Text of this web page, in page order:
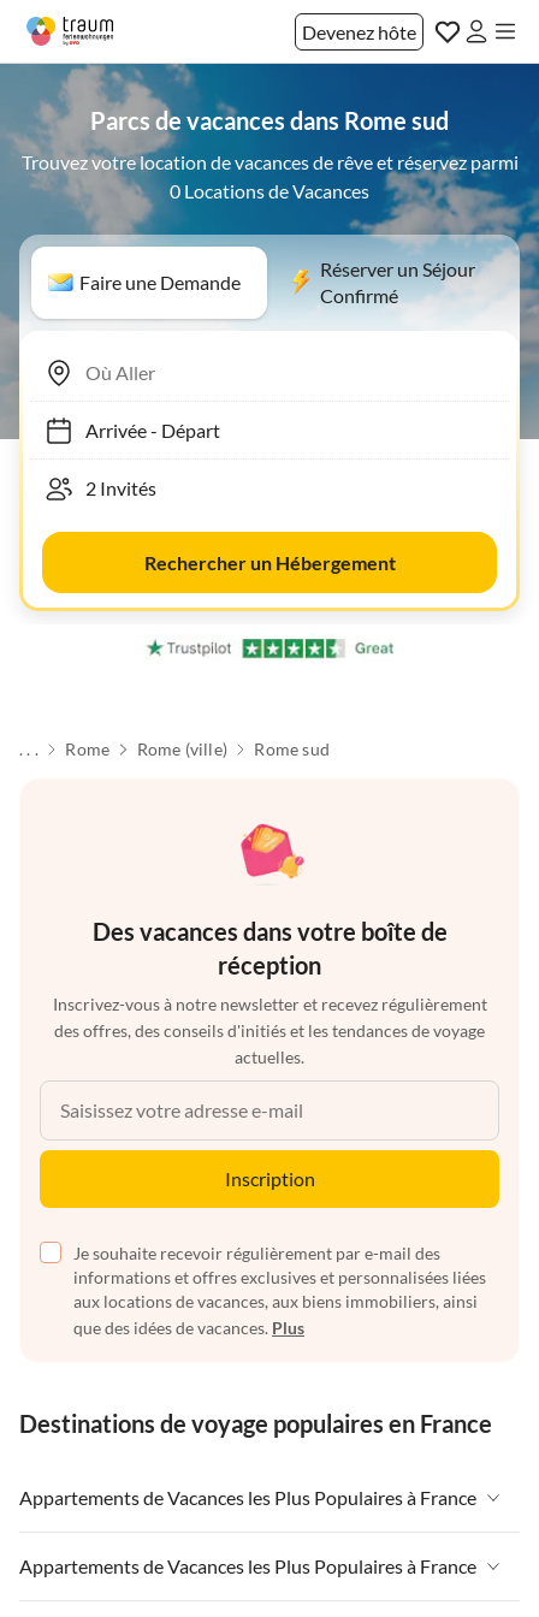
Devenez hôte
Parcs de vacances dans Rome sud
Trouvez votre location de vacances de rêve et réservez parmi
0 Locations de Vacances
Faire une Demande
Réserver un Séjour
Confirmé
Arrivée- Départ
Rechercher un Hébergement
. . . Rome Rome (ville) Rome sud
Des vacances dans votre boîte de
réception
Inscrivez-vous à notre newsletter et recevez régulièrement
des offres, des conseils d'initiés et les tendances de voyage
actuelles.
Inscription
Je souhaite recevoir régulièrement par e-mail des
informations et offres exclusives et personnalisées liées
aux locations de vacances, aux biens immobiliers, ainsi
que des idées de vacances. Plus
Destinations de voyage populaires en France
Appartements de Vacances les Plus Populaires à France
Appartements de Vacances à France
Appartements de Vacances à Paris-Ile de France
Appartements de Vacances les Plus Populaires à France